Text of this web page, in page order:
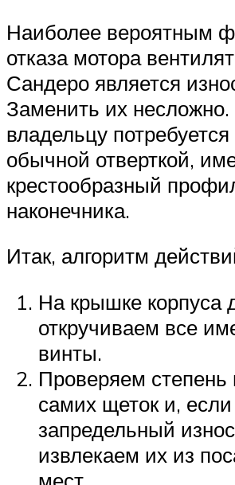
Наиболее вероятным
отказа мотора
Сандеро является
Заменить их несложно.
владельцу
обычной отверткой,
крестообразный
наконечника.
Итак, алгоритм
На крышке корпуса
откручиваем все
винты.
Проверяем степень
самих щеток и,
запредельный
извлекаем их из